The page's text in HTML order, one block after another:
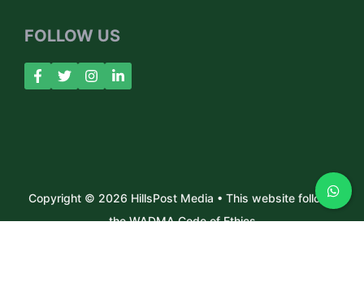
FOLLOW US
Copyright © 2026 HillsPost Media • This website follows
the WADMA Code of Ethics